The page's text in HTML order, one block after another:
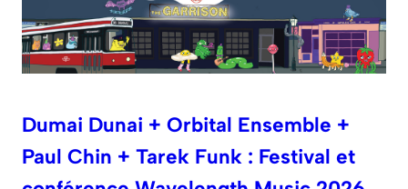
Dumai Dunai + Orbital Ensemble +
Paul Chin + Tarek Funk : Festival et